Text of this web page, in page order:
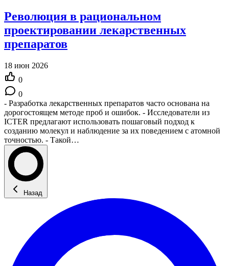
Революция в рациональном
проектировании лекарственных
препаратов
18 июн 2026
0
0
- Разработка лекарственных препаратов часто основана на
дорогостоящем методе проб и ошибок. - Исследователи из
ICTER предлагают использовать пошаговый подход к
созданию молекул и наблюдение за их поведением с атомной
точностью. - Такой…
Назад